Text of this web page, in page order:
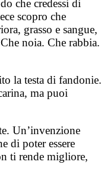
che credessi di
scopro che
grasso e sangue,
noia. Che rabbia.
la testa di fandonie.
ma puoi
Un’invenzione
di poter essere
ti rende migliore,